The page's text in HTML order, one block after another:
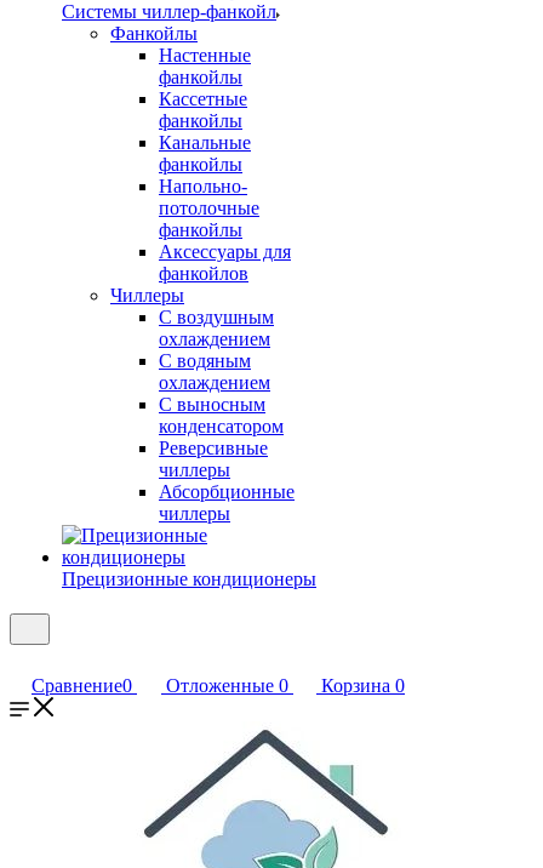
Системы чиллер-фанкойл
Фанкойлы
Настенные
фанкойлы
Кассетные
фанкойлы
Канальные
фанкойлы
Напольно-
потолочные
фанкойлы
Аксессуары для
фанкойлов
Чиллеры
С воздушным
охлаждением
С водяным
охлаждением
С выносным
конденсатором
Реверсивные
чиллеры
Абсорбционные
чиллеры
Прецизионные кондиционеры
Сравнение0 Отложенные 0 Корзина 0